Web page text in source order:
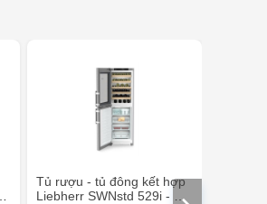
Tủ rượu - tủ đông kết hợp
Liebherr SWNstd 529i - 44